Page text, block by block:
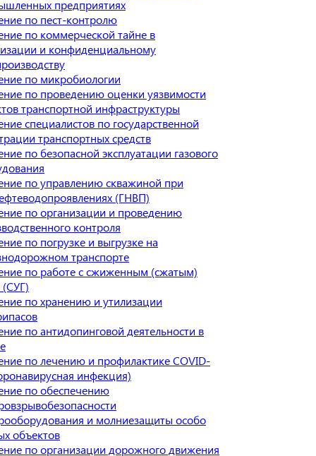
предприятиях
по пест-контролю
по коммерческой тайне в
и конфиденциальному
по микробиологии
по проведению оценки уязвимости
транспортной инфраструктуры
специалистов по государственной
транспортных средств
по безопасной эксплуатации газового
по управлению скважиной при
(ГНВП)
по организации и проведению
контроля
по погрузке и выгрузке на
транспорте
по работе с сжиженным (сжатым)
(СУГ)
по хранению и утилизации
по антидопинговой деятельности в
по лечению и профилактике COVID-
инфекция)
по обеспечению
и молниезащиты особо
объектов
по организации дорожного движения